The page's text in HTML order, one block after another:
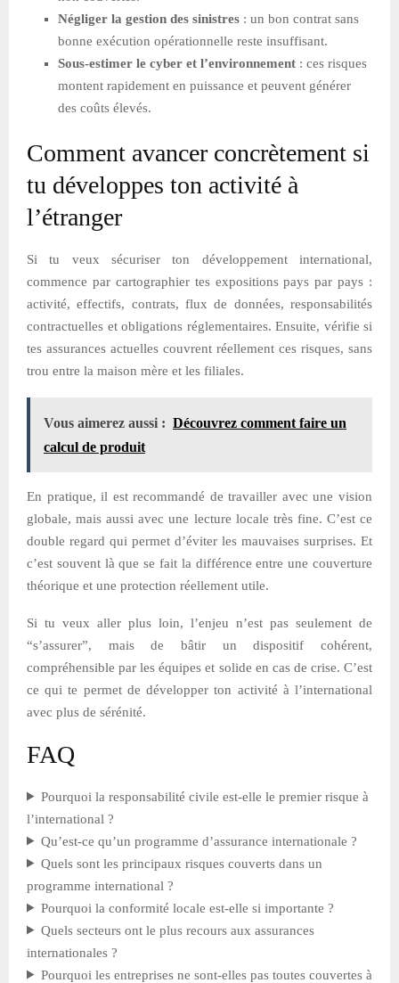
Négliger la gestion des sinistres : un bon contrat sans
bonne exécution opérationnelle reste insuffisant.
Sous-estimer le cyber et l’environnement : ces risques
montent rapidement en puissance et peuvent générer
des coûts élevés.
Comment avancer concrètement si
tu développes ton activité à
l’étranger
Si tu veux sécuriser ton développement international,
commence par cartographier tes expositions pays par pays :
activité, effectifs, contrats, flux de données, responsabilités
contractuelles et obligations réglementaires. Ensuite, vérifie si
tes assurances actuelles couvrent réellement ces risques, sans
trou entre la maison mère et les filiales.
Vous aimerez aussi : Découvrez comment faire un
calcul de produit
En pratique, il est recommandé de travailler avec une vision
globale, mais aussi avec une lecture locale très fine. C’est ce
double regard qui permet d’éviter les mauvaises surprises. Et
c’est souvent là que se fait la différence entre une couverture
théorique et une protection réellement utile.
Si tu veux aller plus loin, l’enjeu n’est pas seulement de
“s’assurer”, mais de bâtir un dispositif cohérent,
compréhensible par les équipes et solide en cas de crise. C’est
ce qui te permet de développer ton activité à l’international
avec plus de sérénité.
FAQ
Pourquoi la responsabilité civile est-elle le premier risque à
l’international ?
Qu’est-ce qu’un programme d’assurance internationale ?
Quels sont les principaux risques couverts dans un
programme international ?
Pourquoi la conformité locale est-elle si importante ?
Quels secteurs ont le plus recours aux assurances
internationales ?
Pourquoi les entreprises ne sont-elles pas toutes couvertes à